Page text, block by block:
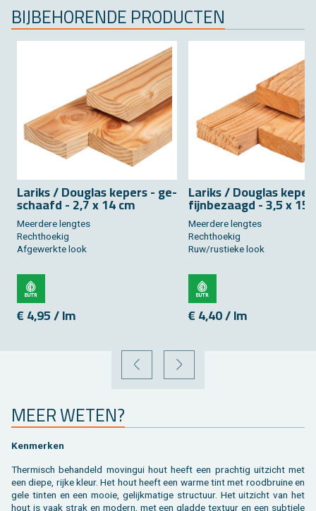
BIJ­BE­HO­REN­DE PRO­DUC­TEN
La­riks / Dou­g­las ke­pers - ge­
schaafd - 2,7 x 14 cm
Meer­de­re leng­tes
Recht­hoe­kig
Af­ge­werk­te look
€ 4,95 / lm
La­riks / Dou­g­las
fijn­be­zaagd - 3,5 x 15
Meer­de­re leng­tes
Recht­hoe­kig
Ruw/rus­tie­ke look
€ 4,40 / lm
VORIGE VOLGENDE
MEER WETEN?
Ken­mer­ken
Ther­misch be­han­deld mo­vin­gui hout heeft een prach­tig uit­zicht met
een diepe, rijke kleur. Het hout heeft een warme tint met rood­brui­ne en
gele tin­ten en een mooie, ge­lijk­ma­ti­ge struc­tuur. Het uit­zicht van het
hout is vaak strak en mo­dern, met een glad­de tex­tuur en een sub­tie­le